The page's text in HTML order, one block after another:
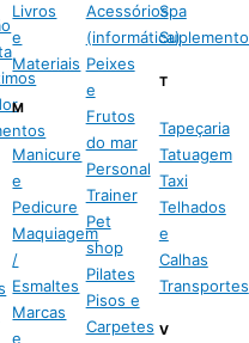
Livros
e
Materiais
M
Manicure
e
Pedicure
Maquiagem
/
Esmaltes
Marcas
e
Acessórios
(informática)
Peixes
e
Frutos
do mar
Personal
Trainer
Pet
shop
Pilates
Pisos e
Carpetes
Spa
T
Tapeçaria
Tatuagem
Taxi
Telhados
e
Calhas
Transportes
V